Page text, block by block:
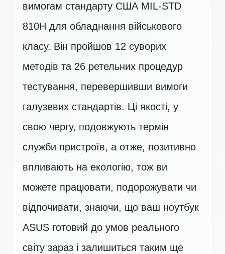
вимогам стандарту США MIL-STD
810H для обладнання військового
класу. Він пройшов 12 суворих
методів та 26 ретельних процедур
тестування, перевершивши вимоги
галузевих стандартів. Ці якості, у
свою чергу, подовжують термін
служби пристроїв, а отже, позитивно
впливають на екологію, тож ви
можете працювати, подорожувати чи
відпочивати, знаючи, що ваш ноутбук
ASUS готовий до умов реального
світу зараз і залишиться таким ще